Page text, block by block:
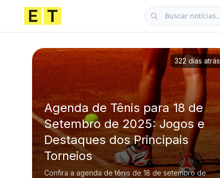
Agenda de Tênis para 18 de
Setembro de 2025: Jogos e
Destaques dos Principais
Torneios
Confira a agenda de tênis de 18 de setembro de
322 dias atrás